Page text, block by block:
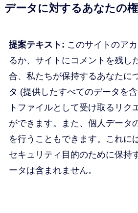
データに対するあなたの権
提案テキスト: このサイトのア
るか、サイトにコメントを残し
合、私たちが保持するあなたに
タ (提供したすべてのデータを
トファイルとして受け取るリク
ができます。また、個人データ
を行うこともできます。これに
セキュリティ目的のために保持
ータは含まれません。